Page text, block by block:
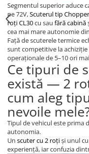
Segmentul superior aduce
pe 72V,Scuterul tip Chopper
roți CL30cu sau fără cabină
cea mai mare autonomie
Față de scuterele termice
sunt competitive la
operaționale de 5–10 ori
Ce tipuri de
există — 2
cum aleg
nevoile
Tipul de vehicul este prima
autonomia.
Un scuter cu 2 roțiși unul cu
experiență, iar confuzia